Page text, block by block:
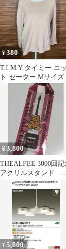
¥380
T.I.M.Y タイミー ニッ
ト セーター Mサイズ
長袖 ベージュ
¥3,800
THEALFEE 3000回記
アクリルスタンド
マケ2026春の銀テ1本
¥5,000